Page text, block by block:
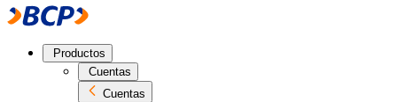
Productos
Cuentas
Cuentas